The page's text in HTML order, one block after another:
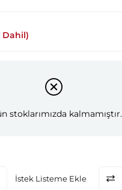
Dahil)
stoklarımızda kalmamıştır.
İstek Listeme Ekle